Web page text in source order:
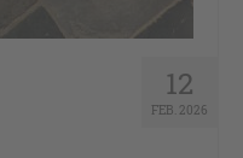
12
FEB. 2026